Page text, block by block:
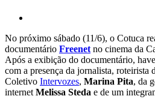
No próximo sábado (11/6), o Cotuca
documentário Freenet no cinema da
Após a exibição do documentário,
com a presença da jornalista, roteirista
Coletivo Intervozes, Marina Pita, da
internet Melissa Steda e de um